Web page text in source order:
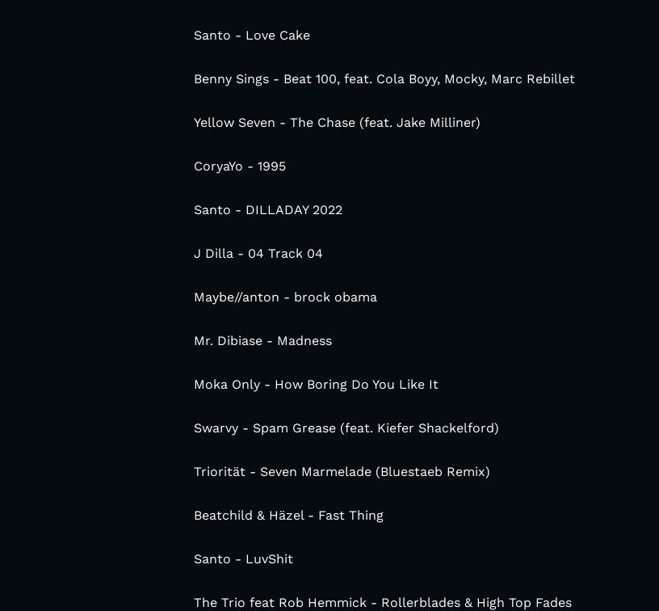
Santo - Love Cake
Benny Sings - Beat 100, feat. Cola Boyy, Mocky, Marc Rebillet
Yellow Seven - The Chase (feat. Jake Milliner)
CoryaYo - 1995
Santo - DILLADAY 2022
J Dilla - 04 Track 04
Maybe//anton - brock obama
Mr. Dibiase - Madness
Moka Only - How Boring Do You Like It
Swarvy - Spam Grease (feat. Kiefer Shackelford)
Triorität - Seven Marmelade (Bluestaeb Remix)
Beatchild & Häzel - Fast Thing
Santo - LuvShit
The Trio feat Rob Hemmick - Rollerblades & High Top Fades